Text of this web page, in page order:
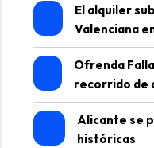
El alquiler
Valenciana
Ofrenda
recorrido de
Alicante se
históricas